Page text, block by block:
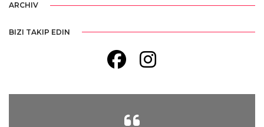
ARCHIV
BIZI TAKIP EDIN